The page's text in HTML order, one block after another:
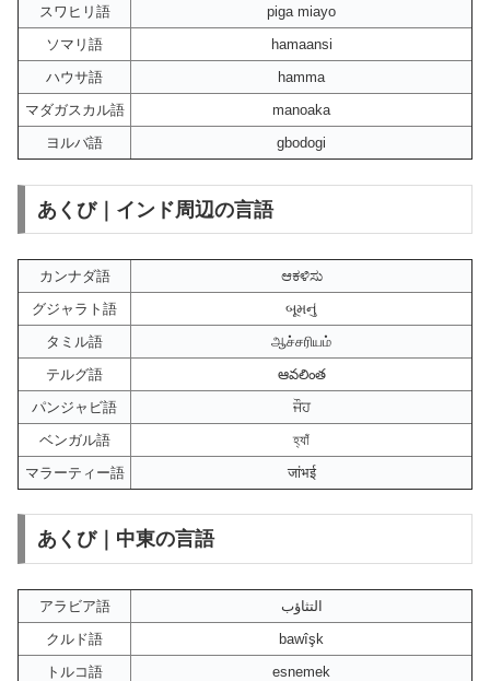
スワヒリ語
piga miayo
ソマリ語
hamaansi
ハウサ語
hamma
マダガスカル語
manoaka
ヨルバ語
gbodogi
あくび｜インド周辺の言語
カンナダ語
ಆಕಳಿಸು
グジャラト語
બૂમનું
タミル語
ஆச்சரியம்
テルグ語
ఆవలింత
パンジャビ語
ਜੌਹ
ベンガル語
হ্যাঁ
マラーティー語
जांभई
あくび｜中東の言語
アラビア語
التثاؤب
クルド語
bawîşk
トルコ語
esnemek